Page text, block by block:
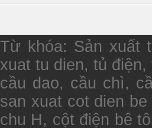
Từ khóa: Sản xuất
xuat tu dien, tủ
cầu dao, cầu chì,
san xuat cot dien
chu H, cột điện bê